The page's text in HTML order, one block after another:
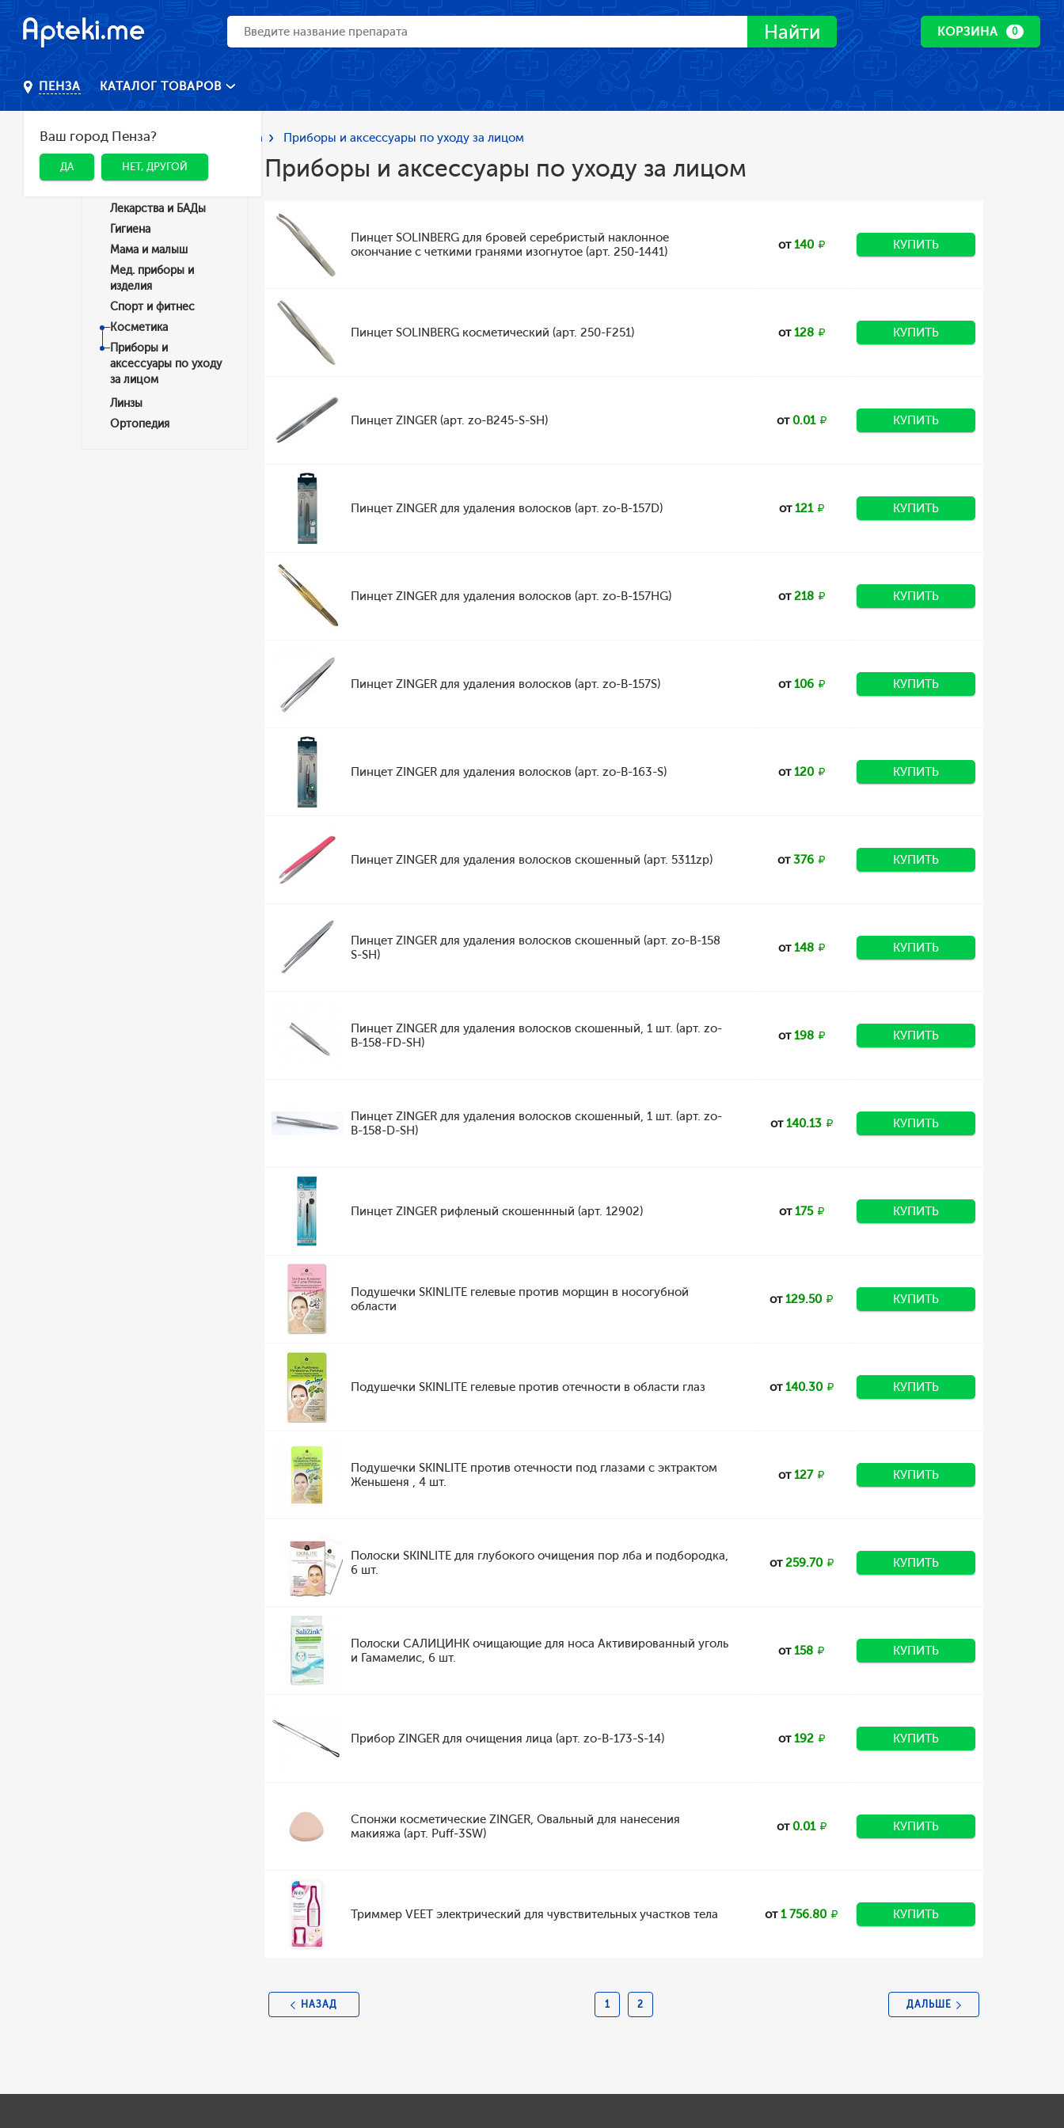
Найти КОРЗИНА 0
ПЕНЗА
Ваш город Пенза?
ДА НЕТ, ДРУГОЙ
КАТАЛОГ ТОВАРОВ
Главная Каталог Косметика Приборы и аксессуары по уходу за лицом
Категории
Лекарства и БАДы
Гигиена
Мама и малыш
Мед. приборы и
изделия
Спорт и фитнес
Косметика
Приборы и
аксессуары по уходу
за лицом
Линзы
Ортопедия
Приборы и аксессуары по уходу за лицом
Пинцет SOLINBERG для бровей серебристый наклонное
окончание с четкими гранями изогнутое (арт. 250-1441)
от140 КУПИТЬ
Пинцет SOLINBERG косметический (арт. 250-F251) от128 КУПИТЬ
Пинцет ZINGER (арт. zo-B245-S-SH) от 0.01 КУПИТЬ
Пинцет ZINGER для удаления волосков (арт. zo-B-157D) от121 КУПИТЬ
Пинцет ZINGER для удаления волосков (арт. zo-B-157HG) от218 КУПИТЬ
Пинцет ZINGER для удаления волосков (арт. zo-B-157S) от106 КУПИТЬ
Пинцет ZINGER для удаления волосков (арт. zo-B-163-S) от120 КУПИТЬ
Пинцет ZINGER для удаления волосков скошенный (арт. 5311zp) от376 КУПИТЬ
Пинцет ZINGER для удаления волосков скошенный (арт. zo-B-158
S-SH)
от148 КУПИТЬ
Пинцет ZINGER для удаления волосков скошенный, 1 шт. (арт. zo-
B-158-FD-SH)
от198 КУПИТЬ
Пинцет ZINGER для удаления волосков скошенный, 1 шт. (арт. zo-
B-158-D-SH)
от140.13 КУПИТЬ
Пинцет ZINGER рифленый скошеннный (арт. 12902) от175 КУПИТЬ
Подушечки SKINLITE гелевые против морщин в носогубной
области
от129.50 КУПИТЬ
Подушечки SKINLITE гелевые против отечности в области глаз от140.30 КУПИТЬ
Подушечки SKINLITE против отечности под глазами с эктрактом
Женьшеня , 4 шт.
от127 КУПИТЬ
Полоски SKINLITE для глубокого очищения пор лба и подбородка,
6 шт.
от259.70 КУПИТЬ
Полоски САЛИЦИНК очищающие для носа Активированный уголь
и Гамамелис, 6 шт.
от158 КУПИТЬ
Прибор ZINGER для очищения лица (арт. zo-B-173-S-14) от192 КУПИТЬ
Спонжи косметические ZINGER, Овальный для нанесения
макияжа (арт. Puff-3SW)
от 0.01 КУПИТЬ
Триммер VEET электрический для чувствительных участков тела от1 756.80 КУПИТЬ
НАЗАД 1 2 ДАЛЬШЕ